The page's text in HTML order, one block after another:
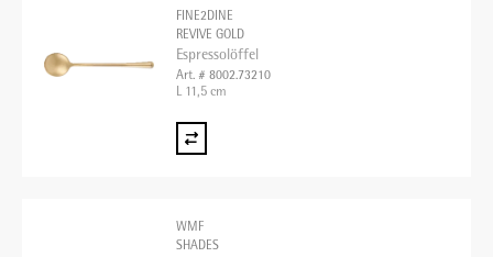
FINE2DINE
REVIVE GOLD
Espressolöffel
Art. # 8002.73210
L 11,5 cm
WMF
SHADES